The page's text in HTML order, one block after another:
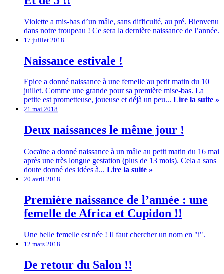
Violette a mis-bas d’un mâle, sans difficulté, au pré. Bienvenu
dans notre troupeau ! Ce sera la dernière naissance de l’année.
17 juillet 2018
Naissance estivale !
Epice a donné naissance à une femelle au petit matin du 10
juillet. Comme une grande pour sa première mise-bas. La
petite est prometteuse, joueuse et déjà un peu... Lire la suite »
21 mai 2018
Deux naissances le même jour !
Cocaïne a donné naissance à un mâle au petit matin du 16 mai
après une très longue gestation (plus de 13 mois). Cela a sans
doute donné des idées à... Lire la suite »
20 avril 2018
Première naissance de l’année : une
femelle de Africa et Cupidon !!
Une belle femelle est née ! Il faut chercher un nom en "i".
12 mars 2018
De retour du Salon !!